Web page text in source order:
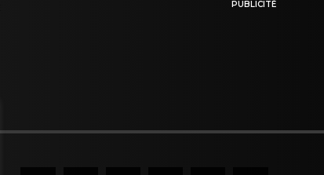
PUBLICITÉ